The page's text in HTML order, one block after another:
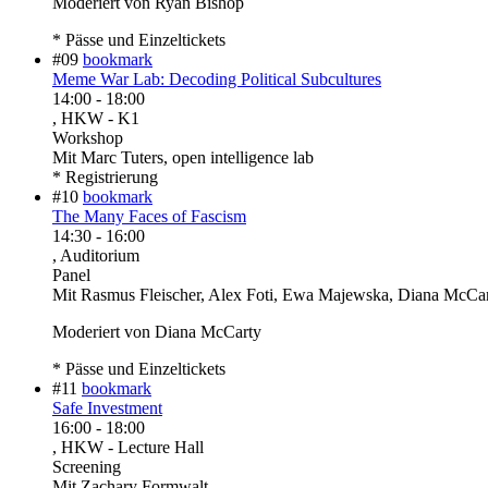
* Pässe und Einzeltickets
#09 bookmark
Meme War Lab: Decoding Political Subcultures
14:00 - 18:00
, HKW - K1
Workshop
Mit Marc Tuters, open intelligence lab
* Registrierung
#10 bookmark
The Many Faces of Fascism
14:30 - 16:00
, Auditorium
Panel
Mit Rasmus Fleischer, Alex Foti, Ewa Majewska, Diana
Moderiert von Diana McCarty
* Pässe und Einzeltickets
#11 bookmark
Safe Investment
16:00 - 18:00
, HKW - Lecture Hall
Screening